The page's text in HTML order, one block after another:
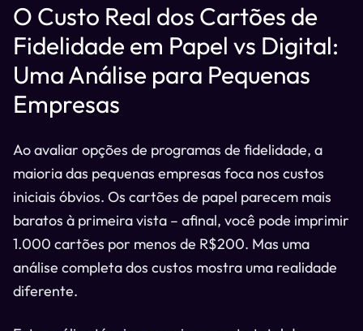
O Custo Real dos Cartões de
Fidelidade em Papel vs Digital:
Uma Análise para Pequenas
Empresas
Ao avaliar opções de programas de fidelidade, a
maioria das pequenas empresas foca nos custos
iniciais óbvios. Os cartões de papel parecem mais
baratos à primeira vista – afinal, você pode imprimir
1.000 cartões por menos de R$200. Mas uma
análise completa dos custos mostra uma realidade
diferente.